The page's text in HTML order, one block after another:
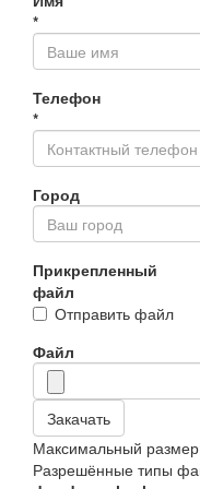
*
Телефон
*
Город
Прикрепленный
файл
Отправить файл
Файл
Закачать
Максимальный
Разрешённые типы